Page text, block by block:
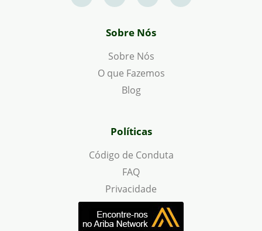
Sobre Nós
Sobre Nós
O que Fazemos
Blog
Políticas
Código de Conduta
FAQ
Privacidade